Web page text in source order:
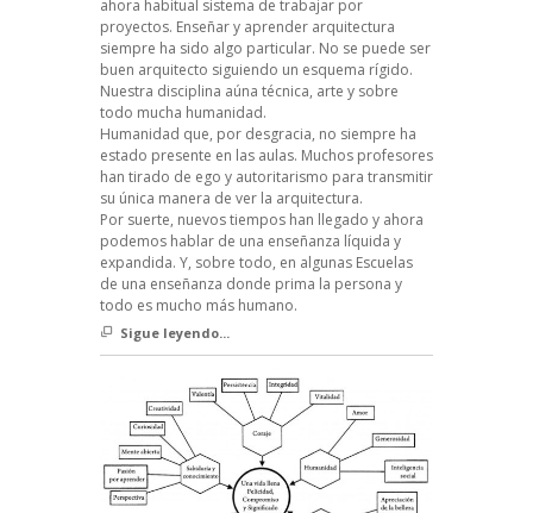
ahora habitual sistema de trabajar por
proyectos. Enseñar y aprender arquitectura
siempre ha sido algo particular. No se puede ser
buen arquitecto siguiendo un esquema rígido.
Nuestra disciplina aúna técnica, arte y sobre
todo mucha humanidad.
Humanidad que, por desgracia, no siempre ha
estado presente en las aulas. Muchos profesores
han tirado de ego y autoritarismo para transmitir
su única manera de ver la arquitectura.
Por suerte, nuevos tiempos han llegado y ahora
podemos hablar de una enseñanza líquida y
expandida. Y, sobre todo, en algunas Escuelas
de una enseñanza donde prima la persona y
todo es mucho más humano.
Sigue leyendo...